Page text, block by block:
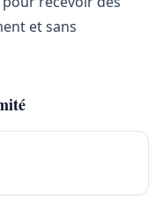
et sans